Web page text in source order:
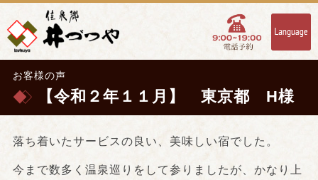
お客様の声
【令和２年１１月】 東京都 H様
落ち着いたサービスの良い、美味しい宿でした。
今まで数多く温泉巡りをして参りましたが、かなり上